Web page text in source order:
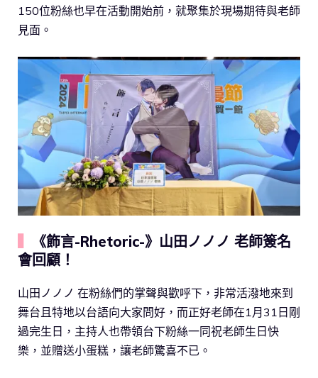
150位粉絲也早在活動開始前，就聚集於現場期待與老師
見面。
《飾言-Rhetoric-》 山田ノノノ 老師簽名
會回顧！
山田ノノノ 在粉絲們的掌聲與歡呼下，非常活潑地來到
舞台且特地以台語向大家問好，而正好老師在1月31日剛
過完生日，主持人也帶領台下粉絲一同祝老師生日快
樂，並贈送小蛋糕，讓老師驚喜不已。